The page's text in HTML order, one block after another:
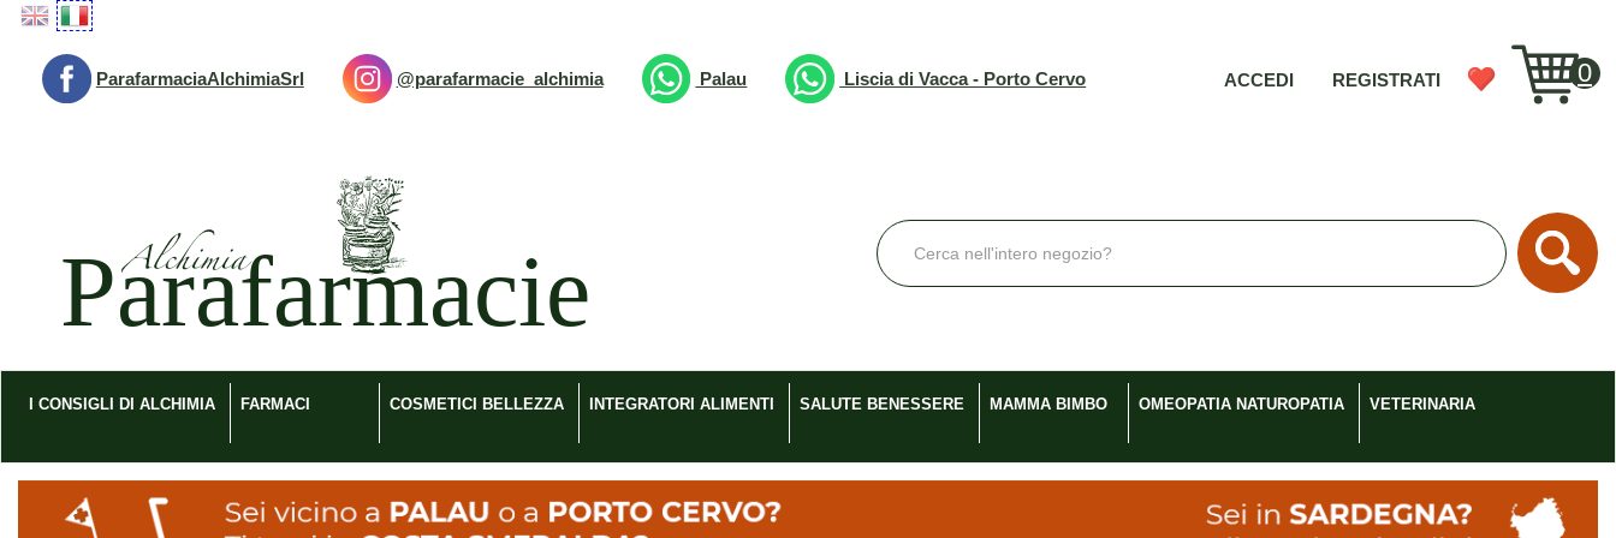
Passa
contenuto
principale
ParafarmaciaAlchimiaSrl @parafarmacie_alchimia Palau Liscia di Vacca - Porto Cervo ACCEDI REGISTRATI 0
Cerca
Prodotto
I CONSIGLI DI ALCHIMIA FARMACI COSMETICI BELLEZZA INTEGRATORI ALIMENTI SALUTE BENESSERE MAMMA BIMBO OMEOPATIA NATUROPATIA VETERINARIA